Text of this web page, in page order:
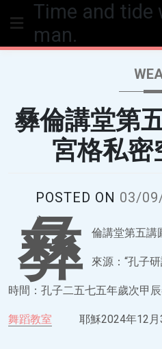
Time and tide
man.
彝倫講堂第
宮格私密
POSTED ON 03/
彝 倫講堂第五講
來源：“孔子
時間：孔子二五七五年歲次甲
舞蹈教室 耶穌2024年12月